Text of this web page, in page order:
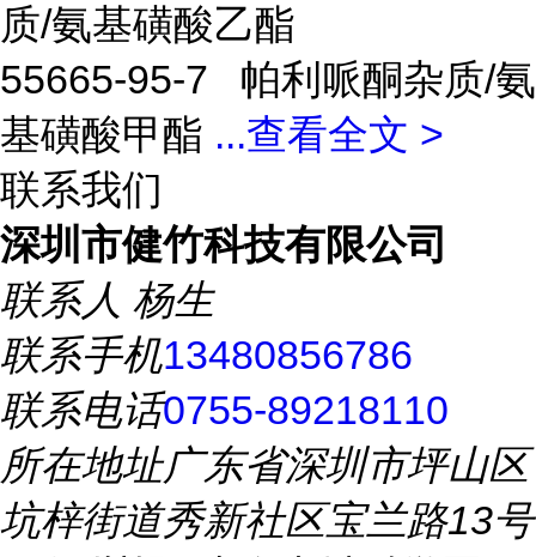
质/氨基磺酸乙酯
55665-95-7 帕利哌酮杂质/氨
基磺酸甲酯 ...查看全文 >
联系我们
深圳市健竹科技有限公司
联系人 杨生
联系手机13480856786
联系电话0755-89218110
所在地址广东省深圳市坪山区
坑梓街道秀新社区宝兰路13号